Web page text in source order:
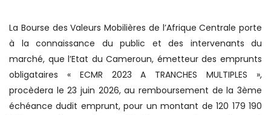
La Bourse des Valeurs Mobilières de l’Afrique Centrale porte
à la connaissance du public et des intervenants du
marché, que l’Etat du Cameroun, émetteur des emprunts
obligataires « ECMR 2023 A TRANCHES MULTIPLES »,
procèdera le 23 juin 2026, au remboursement de la 3ème
échéance dudit emprunt, pour un montant de 120 179 190